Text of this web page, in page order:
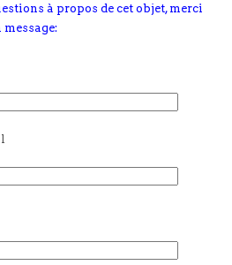
à propos de cet objet, merci